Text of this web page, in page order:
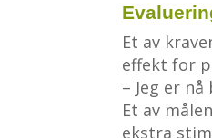
Et av
effekt for
– Jeg er
Et av
ekstra